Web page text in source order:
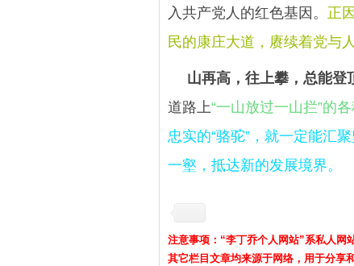
入共产党人的红色基因。 正
民的康庄大道，赓续着党与
山再高，往上攀，总能登
道路上“一山放过一山拦”的
忠实的“骆驼”，就一定能汇
一壑，抵达新的发展境界。
注意事项：“李丁乔个人网站”系私人网
其它栏目文章均来源于网络，用于分享